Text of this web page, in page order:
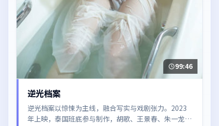
99:46
逆光档案
逆光档案以惊悚为主线，融合写实与戏剧张力。2023
年上映，泰国班底参与制作，胡歌、王景春、朱一龙在